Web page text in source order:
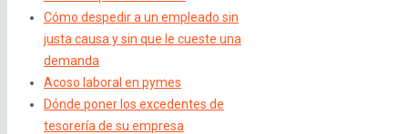
Cómo despedir a un empleado sin
justa causa y sin que le cueste una
demanda
Acoso laboral en pymes
Dónde poner los excedentes de
tesorería de su empresa